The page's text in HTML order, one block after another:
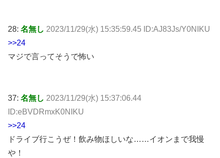
28: 名無し 2023/11/29(水) 15:35:59.45 ID:AJ83Js/Y0NIKU
>>24
マジで言ってそうで怖い
37: 名無し 2023/11/29(水) 15:37:06.44
ID:eBVDRmxK0NIKU
>>24
ドライブ行こうぜ！飲み物ほしいな……イオンまで我慢
や！